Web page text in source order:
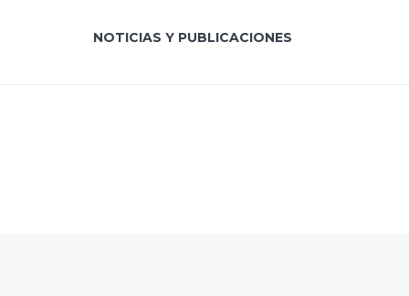
NOTICIAS Y PUBLICACIONES